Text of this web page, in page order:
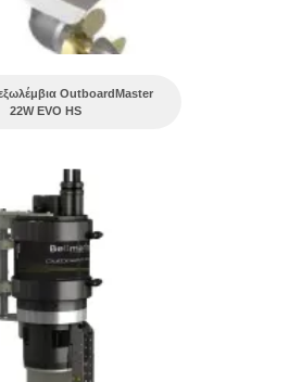
OutboardMaster
22W EVO HS